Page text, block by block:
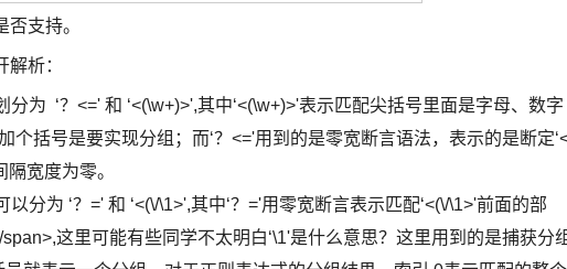
支持。
析：
为 ‘？<=' 和 ‘<(\w+)>',其中‘<(\w+)>'表示匹配尖括号里面是字母、数字
个括号是要实现分组；而‘？<='用到的是零宽断言语法，表示的是断定
宽度为零。
分为 ‘？=' 和 ‘<(\/\1>',其中‘？='用零宽断言表示匹配‘<(\/\1>'前面的部
span>,这里可能有些同学不太明白‘\1'是什么意思？这里用到的是捕获分